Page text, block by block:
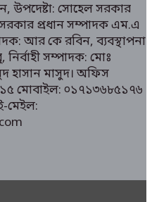
উপদেষ্টা: সোহেল সরকার
প্রধান সম্পাদক এম.এ
আর কে রবিন, ব্যবস্থাপনা
সম্পাদক: মোঃ
হাসান মাসুদ। অফিস
মোবাইল: ০১৭১৩৬৮৫১৭৬
মেইল: